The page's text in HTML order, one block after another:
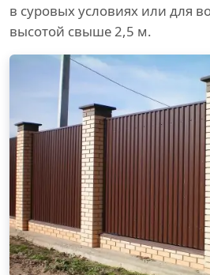
в суровых условиях или для
высотой свыше 2,5 м.